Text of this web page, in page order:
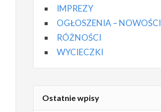
IMPREZY
OGŁOSZENIA – NOWOŚCI
RÓŻNOŚCI
WYCIECZKI
Ostatnie wpisy